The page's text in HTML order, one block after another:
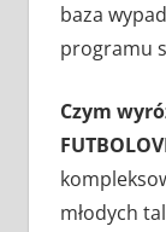
baza
programu
Czym
młodych